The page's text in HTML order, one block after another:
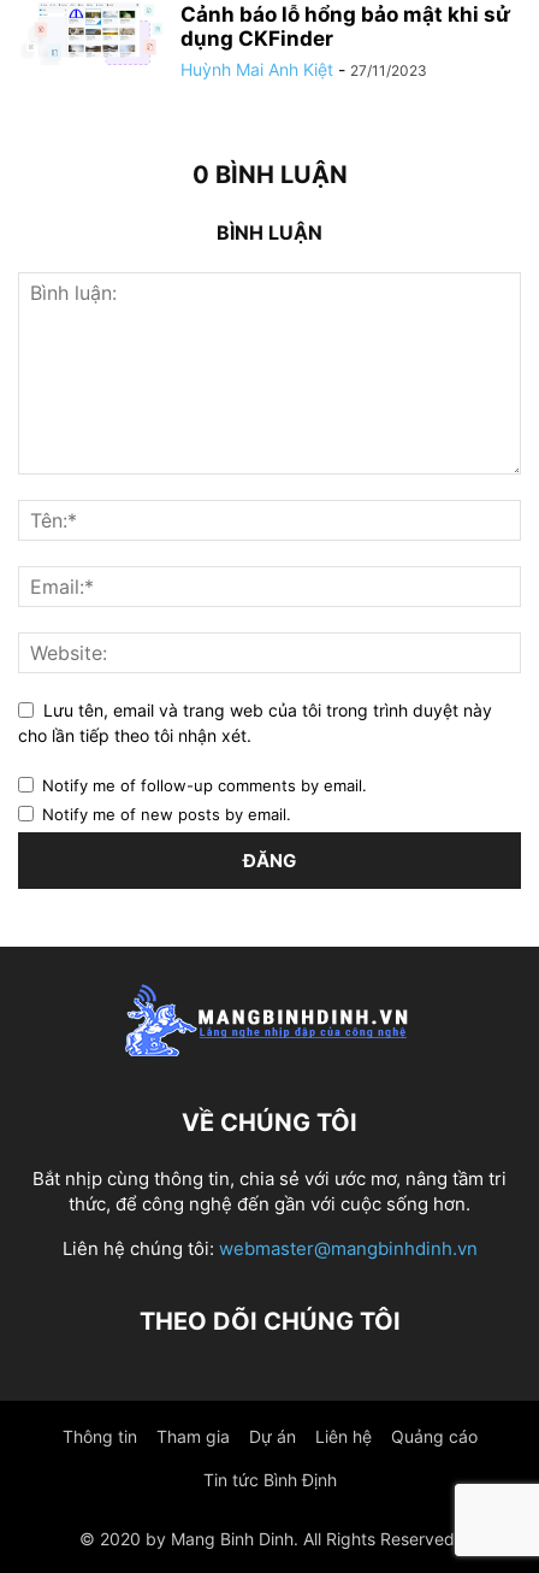
Cảnh báo lỗ hổng bảo mật khi sử
dụng CKFinder
Huỳnh Mai Anh Kiệt - 27/11/2023
0 BÌNH LUẬN
BÌNH LUẬN
Lưu tên, email và trang web của tôi trong trình duyệt này
cho lần tiếp theo tôi nhận xét.
Notify me of follow-up comments by email.
Notify me of new posts by email.
VỀ CHÚNG TÔI
Bắt nhịp cùng thông tin, chia sẻ với ước mơ, nâng tầm tri
thức, để công nghệ đến gần với cuộc sống hơn.
Liên hệ chúng tôi: webmaster@mangbinhdinh.vn
THEO DÕI CHÚNG TÔI
Thông tin Tham gia Dự án Liên hệ Quảng cáo
Tin tức Bình Định
© 2020 by Mang Binh Dinh. All Rights Reserved.